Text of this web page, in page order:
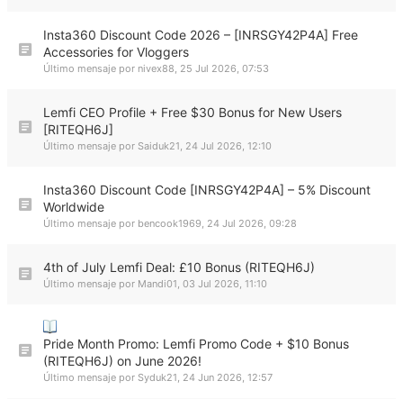
Insta360 Discount Code 2026 – [INRSGY42P4A] Free
Accessories for Vloggers
Último mensaje por nivex88, 25 Jul 2026, 07:53
Lemfi CEO Profile + Free $30 Bonus for New Users
[RITEQH6J]
Último mensaje por Saiduk21, 24 Jul 2026, 12:10
Insta360 Discount Code [INRSGY42P4A] – 5% Discount
Worldwide
Último mensaje por bencook1969, 24 Jul 2026, 09:28
4th of July Lemfi Deal: £10 Bonus (RITEQH6J)
Último mensaje por Mandi01, 03 Jul 2026, 11:10
Pride Month Promo: Lemfi Promo Code + $10 Bonus
(RITEQH6J) on June 2026!
Último mensaje por Syduk21, 24 Jun 2026, 12:57